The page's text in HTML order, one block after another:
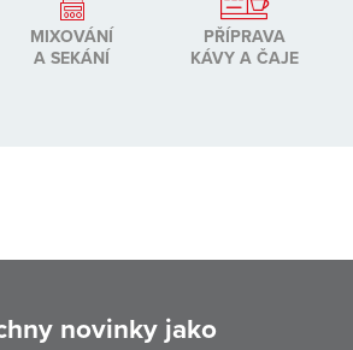
MIXOVÁNÍ
A SEKÁNÍ
PŘÍPRAVA
KÁVY A ČAJE
novinky jako